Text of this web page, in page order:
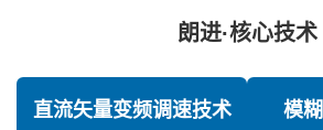
朗进·核心技术
直流矢量变频调速技术 模